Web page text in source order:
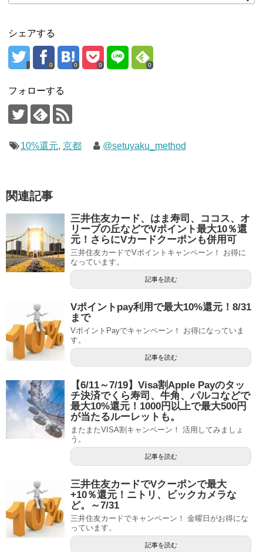
シェアする
0 0 0 0
フォローする
10%還元, 京都 @setuyaku_method
関連記事
三井住友カード、はま寿司、ココス、オ
リーブの丘などでVポイント最大10％還
元！さらにVカードクーポンも併用可
三井住友カードでVポイントキャンペーン！ お得に
なっています。
記事を読む
Vポイントpay利用で最大10%還元！8/31
まで
VポイントPayでキャンペーン！ お得になっていま
す。
記事を読む
【6/11～7/19】Visa割Apple Payのタッ
チ決済でくら寿司、牛角、パルコなどで
最大10%還元！1000円以上で最大500円
が当たるルーレットも。
またまたVISA割キャンペーン！ 活用してみましょ
う。
記事を読む
三井住友カードでVクーポンで最大
+10％還元！ニトリ、ビックカメラな
ど。～7/31
三井住友カードでキャンペーン！ 金曜日がお得にな
っています。
記事を読む